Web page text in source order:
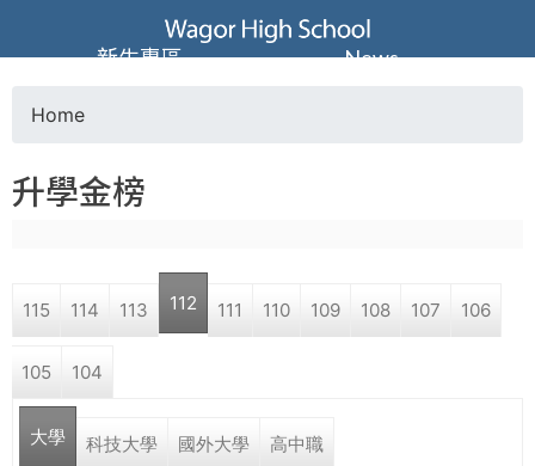
Jump to navigation
葳
格
高
學
o
a
r
e
Home
升學金榜
115 114 113 112 111 110 109 108 107 106
105 104
大學 科技大學 國外大學 高中職
新生專區 News